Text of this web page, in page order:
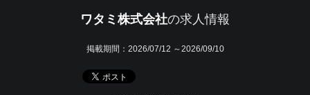
ワタミ株式会社の求人情報
掲載期間： 2026/07/12 ～2026/09/10